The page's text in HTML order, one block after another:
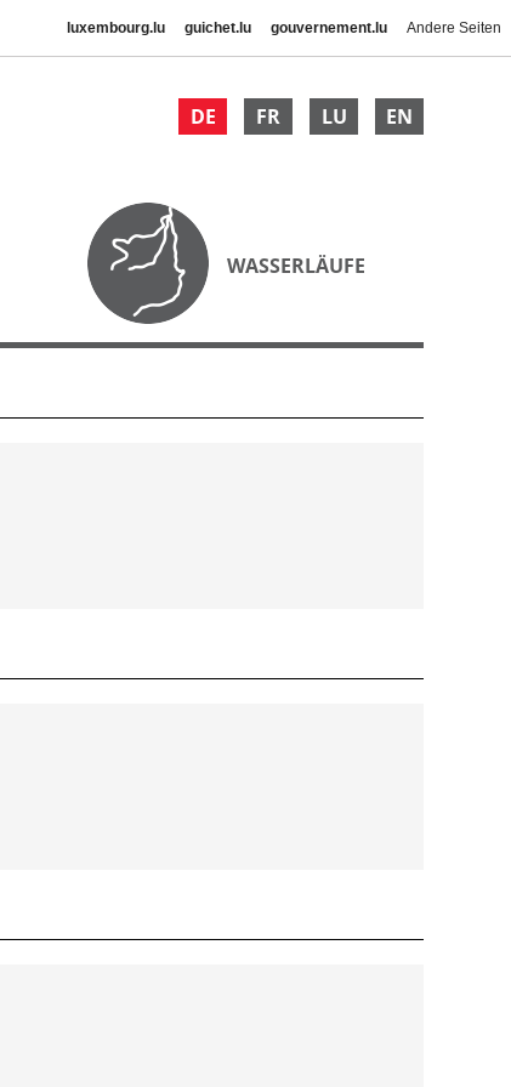
luxembourg.lu guichet.lu gouvernement.lu Andere Seiten
DE FR LU EN
WASSERLÄUFE